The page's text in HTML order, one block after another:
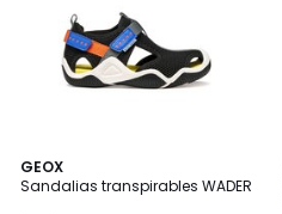
GEOX
Sandalias transpirables WADER